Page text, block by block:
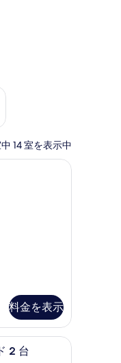
ック
14 室を表示中
ム、エジプト綿のシーツ、
料金を表示
ム、エジプト綿のシーツ、
2 台